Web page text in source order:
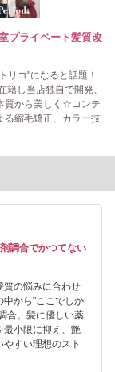
プライベート髪質改
リコ"になると話題！
し当店独自で開発、
質から美しく☆コンテ
る縮毛矯正、カラー技
調合でかつてない
質の悩みに合わせ
中から"ここでしか
合。髪に優しい薬
最小限に抑え、艶
すい理想のスト